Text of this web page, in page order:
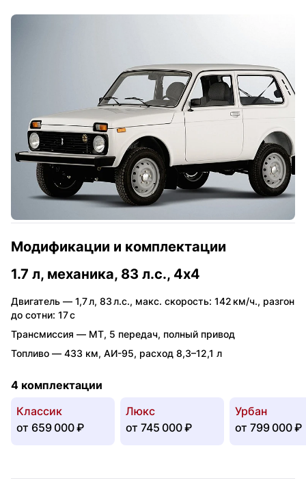
Модификации и комплектации
1.7 л, механика, 83 л.с., 4x4
Двигатель — 1,7 л, 83 л.с., макс. скорость: 142 км/ч., разгон
до сотни: 17 с
Трансмиссия — MT, 5 передач, полный привод
Топливо — 433 км, АИ-95, расход 8,3–12,1 л
4 комплектации
Классик
от 659 000 ₽
Люкс
от 745 000 ₽
Урбан
от 799 000 ₽